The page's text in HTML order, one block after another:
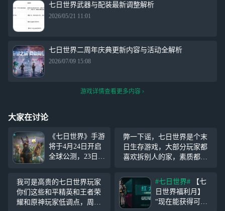
七日世界武器与配装最新调整解析
2026/05/21 11:01
七日世界二周年庆典更新内容与活动全解析
2026/07/09 15:08
游戏详情查看更多内容
大家在讨论
《七日世界》手游
将于4月24日开启
全球公测，23日10
玩，开发组给玩家
们带来超级福利！
1016件个性外观、
弊一下谣，七日世界是个末
日生存游戏，大部分玩家都
喜欢拆别人的家，素质都很
家，要骂就骂他别骂游戏
我可是高贵的七日世界玩家
你们这些和平精英和王者荣
耀和原神玩家低调点，周处
#七日世界# 【七
日世界福利月】
“现在能获得可以